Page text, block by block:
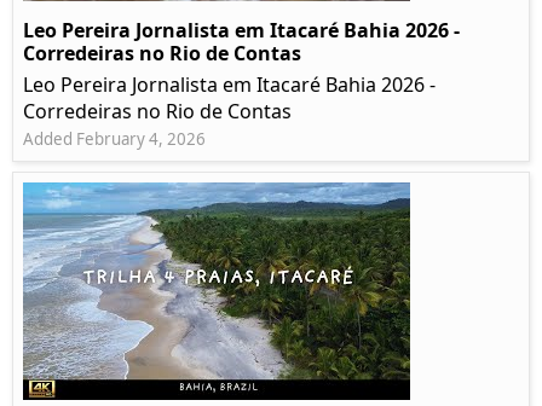
Leo Pereira Jornalista em Itacaré Bahia 2026 -
Corredeiras no Rio de Contas
Leo Pereira Jornalista em Itacaré Bahia 2026 -
Corredeiras no Rio de Contas
Added February 4, 2026